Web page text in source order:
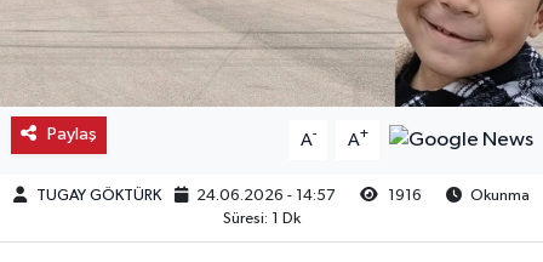
Paylaş A- A+
TUGAY GÖKTÜRK 24.06.2026 - 14:57 1916
Okunma
Süresi: 1 Dk
Laçin
Mecitözü